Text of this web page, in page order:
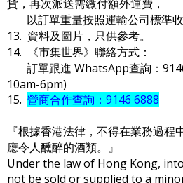
貨，再次派送需繳付額外運費，
以訂單重量按照運輸公司標準收
13. 資料及圖片，只供參考。
14. 《市集世界》聯絡方式：
訂單跟進 WhatsApp查詢：
10am-6pm)
15. 營商合作查詢：9146 6888
『根據香港法律，不得在業務過
應令人醺醉的酒類。』
Under the law of Hong Kong,
not be sold or supplied to a